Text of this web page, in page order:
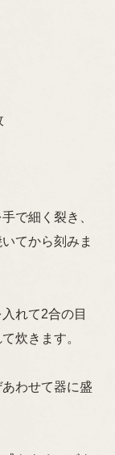
で細く裂き、
てから刻みま
れて2合の目
炊きます。
わせて器に盛